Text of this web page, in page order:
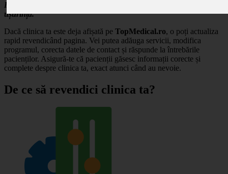
Revendică profilul clinicii tale și gestionează-ți prezența online cu
ușurință.
Dacă clinica ta este deja afișată pe TopMedical.ro, o poți actualiza
rapid revendicând pagina. Vei putea adăuga servicii, modifica
programul, corecta datele de contact și răspunde la întrebările
pacienților. Asigură-te că pacienții găsesc informații corecte și
complete despre clinica ta, exact atunci când au nevoie.
De ce să revendici clinica ta?